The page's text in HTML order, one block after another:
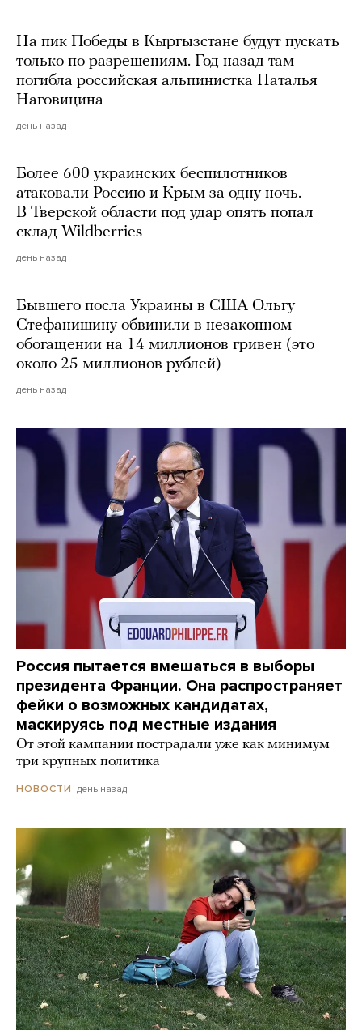
На пик Победы в Кыргызстане будут пускать
только по разрешениям. Год назад там
погибла российская альпинистка Наталья
Наговицина
день назад
Более 600 украинских беспилотников
атаковали Россию и Крым за одну ночь.
В Тверской области под удар опять попал
склад Wildberries
день назад
Бывшего посла Украины в США Ольгу
Стефанишину обвинили в незаконном
обогащении на 14 миллионов гривен (это
около 25 миллионов рублей)
день назад
Россия пытается вмешаться в выборы
президента Франции. Она распространяет
фейки о возможных кандидатах,
маскируясь под местные издания
От этой кампании пострадали уже как минимум
три крупных политика
НОВОСТИ день назад